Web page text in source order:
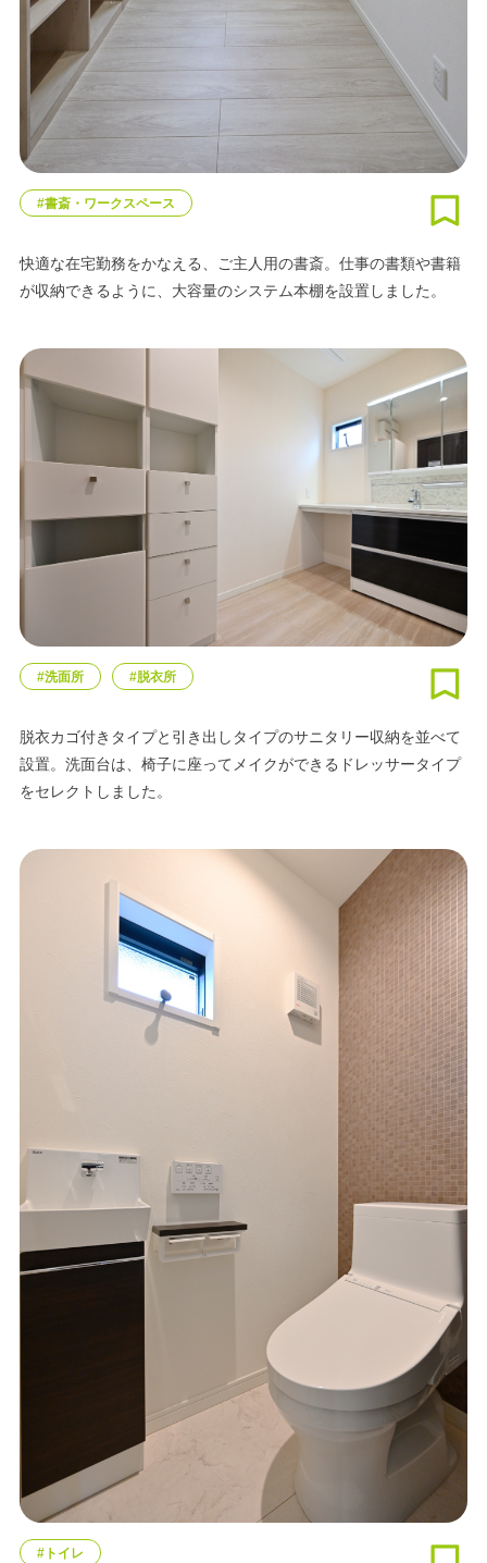
#書斎・ワークスペース
快適な在宅勤務をかなえる、ご主人用の書斎。仕事の書類や書籍
が収納できるように、大容量のシステム本棚を設置しました。
#洗面所 #脱衣所
脱衣カゴ付きタイプと引き出しタイプのサニタリー収納を並べて
設置。洗面台は、椅子に座ってメイクができるドレッサータイプ
をセレクトしました。
#トイレ